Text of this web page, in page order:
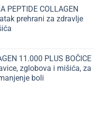
PEPTIDE COLLAGEN
prehrani za zdravlje
11.000 PLUS BOČICE
zglobova i mišića, za
boli